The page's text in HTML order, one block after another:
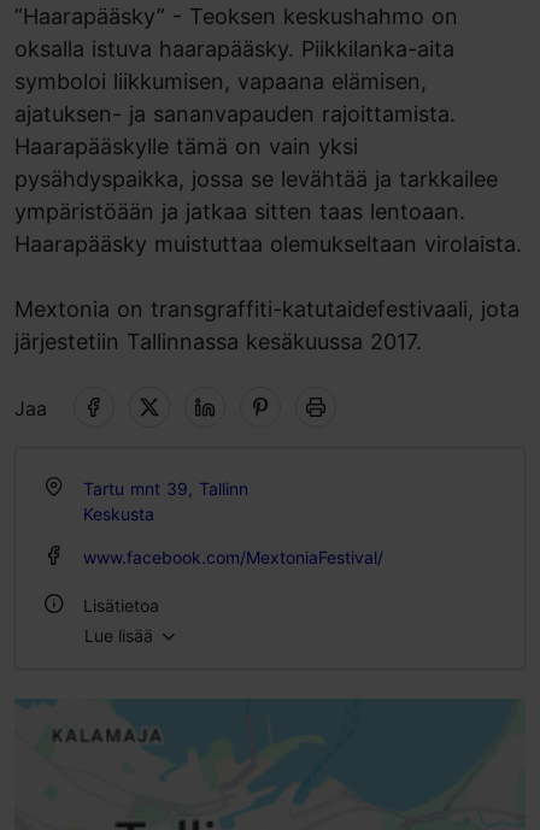
”Haarapääsky” - Teoksen keskushahmo on
oksalla istuva haarapääsky. Piikkilanka-aita
symboloi liikkumisen, vapaana elämisen,
ajatuksen- ja sananvapauden rajoittamista.
Haarapääskylle tämä on vain yksi
pysähdyspaikka, jossa se levähtää ja tarkkailee
ympäristöään ja jatkaa sitten taas lentoaan.
Haarapääsky muistuttaa olemukseltaan virolaista.
Mextonia on transgraffiti-katutaidefestivaali, jota
järjestetiin Tallinnassa kesäkuussa 2017.
Jaa
Tartu mnt 39, Tallinn
Keskusta
www.facebook.com/MextoniaFestival/
Lisätietoa
Lue lisää